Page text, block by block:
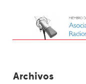
Archivos